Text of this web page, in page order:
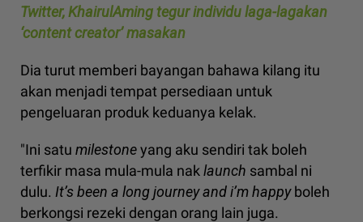
Twitter, KhairulAming tegur individu laga-lagakan
‘content creator’ masakan
Dia turut memberi bayangan bahawa kilang itu
akan menjadi tempat persediaan untuk
pengeluaran produk keduanya kelak.
"Ini satu milestoneyang aku sendiri tak boleh
terfikir masa mula-mula naklaunch sambal ni
dulu. It’s been a long journey and i’m happyboleh
berkongsi rezeki dengan orang lain juga.